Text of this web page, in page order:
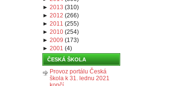
► 2013 (310)
► 2012 (266)
► 2011 (255)
► 2010 (254)
► 2009 (173)
► 2001 (4)
ČESKÁ ŠKOLA
Provoz portálu Česká
škola k 31. lednu 2021